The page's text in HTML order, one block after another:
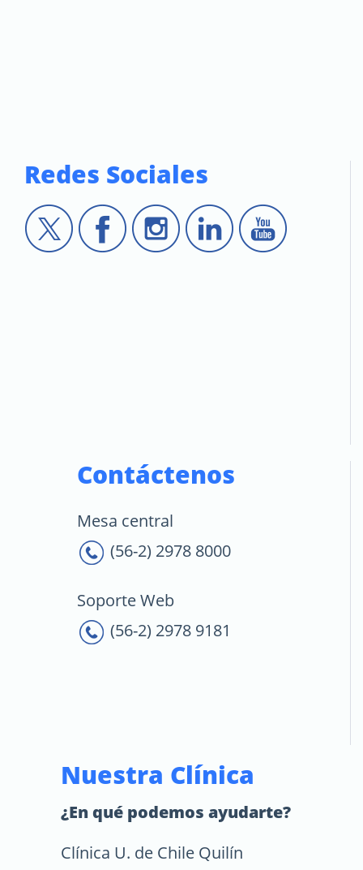
Redes Sociales
Contáctenos
Mesa central
(56-2) 2978 8000
Soporte Web
(56-2) 2978 9181
Nuestra Clínica
¿En qué podemos ayudarte?
Clínica U. de Chile Quilín